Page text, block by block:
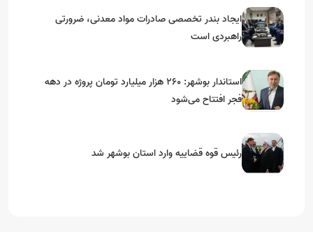
ایجاد بندر تخصصی صادرات مواد معدنی، ضرورتی
راهبردی است
استاندار بوشهر: ۲۶۰ هزار میلیارد تومان پروژه در دهه
فجر افتتاح می‌شود
رئیس قوه قضاییه وارد استان بوشهر شد